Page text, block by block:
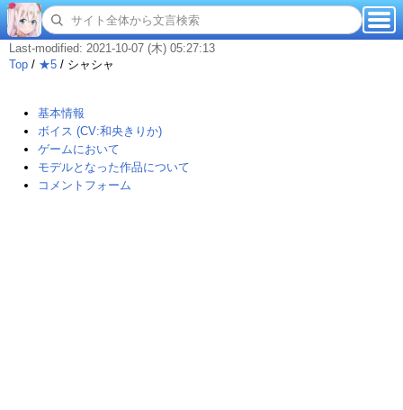
Last-modified: 2021-10-07 (木) 05:27:13
Top / ★5 / シャシャ
基本情報
ボイス (CV:和央きりか)
ゲームにおいて
モデルとなった作品について
コメントフォーム